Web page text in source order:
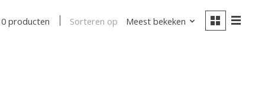
0 producten Sorteren op Meest bekeken